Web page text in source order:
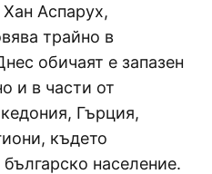
Аспарух,
трайно в
обичаят е запазен
и в части от
Гърция,
където
население.